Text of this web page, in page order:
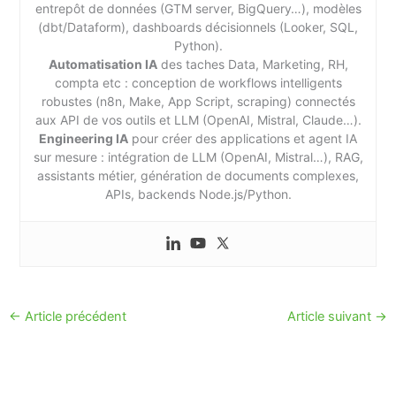
entrepôt de données (GTM server, BigQuery…), modèles
(dbt/Dataform), dashboards décisionnels (Looker, SQL,
Python).
Automatisation IAdes taches Data, Marketing, RH,
compta etc : conception de workflows intelligents
robustes (n8n, Make, App Script, scraping) connectés
aux API de vos outils et LLM (OpenAI, Mistral, Claude…).
Engineering IA pour créer des applications et agent IA
sur mesure : intégration de LLM (OpenAI, Mistral…), RAG,
assistants métier, génération de documents complexes,
APIs, backends Node.js/Python.
← Article précédent Article suivant →